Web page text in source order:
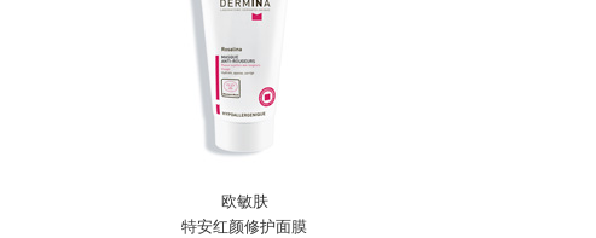
欧敏肤
特安红颜修护面膜